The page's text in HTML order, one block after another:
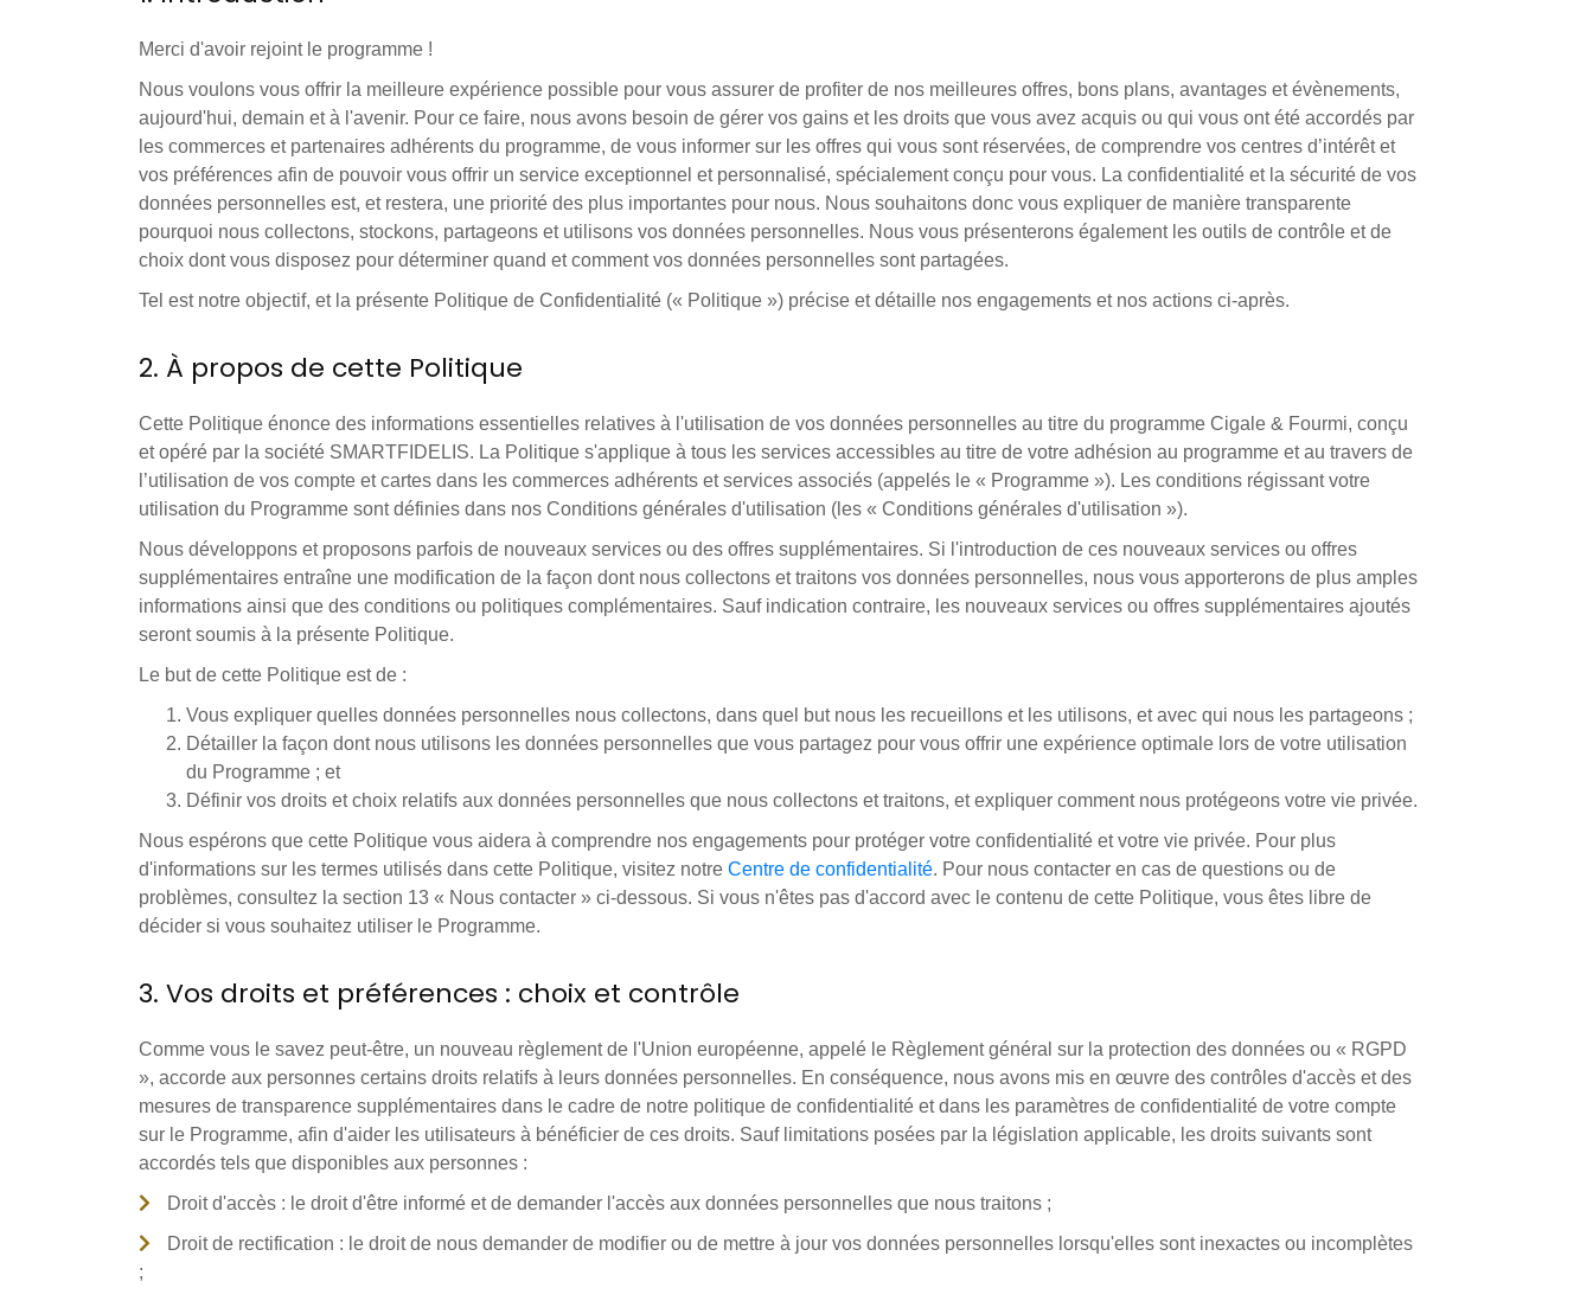
Merci d'avoir rejoint le programme !
Nous voulons vous offrir la meilleure expérience possible pour vous assurer de profiter de nos meilleures offres, bons plans, avantages et évènements,
aujourd'hui, demain et à l'avenir. Pour ce faire, nous avons besoin de gérer vos gains et les droits que vous avez acquis ou qui vous ont été accordés par
les commerces et partenaires adhérents du programme, de vous informer sur les offres qui vous sont réservées, de comprendre vos centres d’intérêt et
vos préférences afin de pouvoir vous offrir un service exceptionnel et personnalisé, spécialement conçu pour vous. La confidentialité et la sécurité de vos
données personnelles est, et restera, une priorité des plus importantes pour nous. Nous souhaitons donc vous expliquer de manière transparente
pourquoi nous collectons, stockons, partageons et utilisons vos données personnelles. Nous vous présenterons également les outils de contrôle et de
choix dont vous disposez pour déterminer quand et comment vos données personnelles sont partagées.
Tel est notre objectif, et la présente Politique de Confidentialité (« Politique ») précise et détaille nos engagements et nos actions ci-après.
2. À propos de cette Politique
Cette Politique énonce des informations essentielles relatives à l'utilisation de vos données personnelles au titre du programme Cigale & Fourmi, conçu
et opéré par la société SMARTFIDELIS. La Politique s'applique à tous les services accessibles au titre de votre adhésion au programme et au travers de
l’utilisation de vos compte et cartes dans les commerces adhérents et services associés (appelés le « Programme »). Les conditions régissant votre
utilisation du Programme sont définies dans nos Conditions générales d'utilisation (les « Conditions générales d'utilisation »).
Nous développons et proposons parfois de nouveaux services ou des offres supplémentaires. Si l'introduction de ces nouveaux services ou offres
supplémentaires entraîne une modification de la façon dont nous collectons et traitons vos données personnelles, nous vous apporterons de plus amples
informations ainsi que des conditions ou politiques complémentaires. Sauf indication contraire, les nouveaux services ou offres supplémentaires ajoutés
seront soumis à la présente Politique.
Le but de cette Politique est de :
Vous expliquer quelles données personnelles nous collectons, dans quel but nous les recueillons et les utilisons, et avec qui nous les partageons ;
Détailler la façon dont nous utilisons les données personnelles que vous partagez pour vous offrir une expérience optimale lors de votre utilisation
du Programme ; et
Définir vos droits et choix relatifs aux données personnelles que nous collectons et traitons, et expliquer comment nous protégeons votre vie privée.
Nous espérons que cette Politique vous aidera à comprendre nos engagements pour protéger votre confidentialité et votre vie privée. Pour plus
d'informations sur les termes utilisés dans cette Politique, visitez notre Centre de confidentialité. Pour nous contacter en cas de questions ou de
problèmes, consultez la section 13 « Nous contacter » ci-dessous. Si vous n'êtes pas d'accord avec le contenu de cette Politique, vous êtes libre de
décider si vous souhaitez utiliser le Programme.
3. Vos droits et préférences : choix et contrôle
Comme vous le savez peut-être, un nouveau règlement de l'Union européenne, appelé le Règlement général sur la protection des données ou « RGPD
», accorde aux personnes certains droits relatifs à leurs données personnelles. En conséquence, nous avons mis en œuvre des contrôles d'accès et des
mesures de transparence supplémentaires dans le cadre de notre politique de confidentialité et dans les paramètres de confidentialité de votre compte
sur le Programme, afin d'aider les utilisateurs à bénéficier de ces droits. Sauf limitations posées par la législation applicable, les droits suivants sont
accordés tels que disponibles aux personnes :
Droit d'accès : le droit d'être informé et de demander l'accès aux données personnelles que nous traitons ;
Droit de rectification : le droit de nous demander de modifier ou de mettre à jour vos données personnelles lorsqu'elles sont inexactes ou incomplètes
;